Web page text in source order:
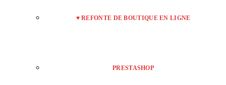
♥ REFONTE DE BOUTIQUE EN LIGNE
PRESTASHOP